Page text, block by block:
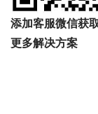
添加客服微信获
更多解决方案